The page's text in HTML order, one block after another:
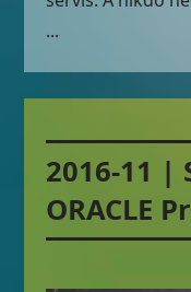
...
2016-11 |
ORACLE